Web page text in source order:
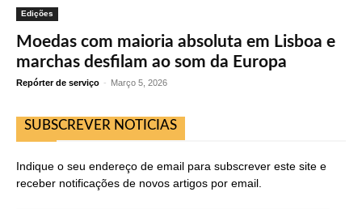
Edições
Moedas com maioria absoluta em Lisboa e
marchas desfilam ao som da Europa
Repórter de serviço - Março 5, 2026
SUBSCREVER NOTICIAS
Indique o seu endereço de email para subscrever este site e
receber notificações de novos artigos por email.